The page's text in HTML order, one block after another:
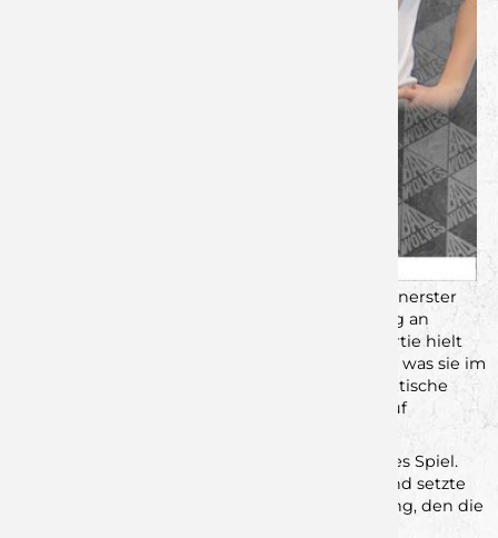
SG DJK Rimpar II gegen HC Erlangen III – Tabellenerster
gegen Tabellenzweiter. Mehr Highlightspiel ging an
diesem Abend in der Oberliga nicht. Und die Partie hielt
von der ersten bis zur letzten Minute genau das, was sie im
Vorfeld versprochen hatte: Tempo, Intensität, taktische
Raffinesse und einen offenen Schlagabtausch auf
Von Beginn an entwickelte sich ein hochklassiges Spiel.
Erlangen erwischte den etwas besseren Start und setzte
sich früh mit ein bis zwei Toren ab – ein Vorsprung, den die